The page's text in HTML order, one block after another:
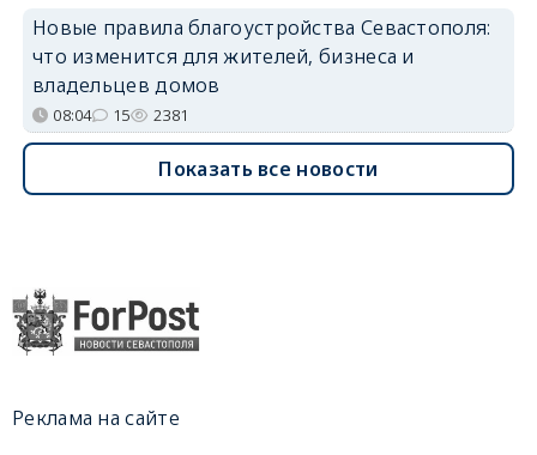
Новые правила благоустройства Севастополя:
что изменится для жителей, бизнеса и
владельцев домов
08:04 15 2381
Показать все новости
Реклама на сайте